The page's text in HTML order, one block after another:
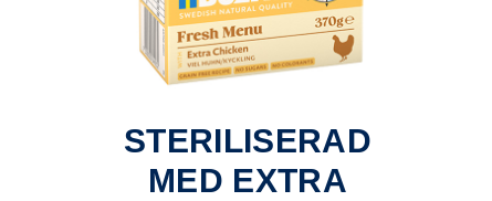
STERILISERAD
MED EXTRA